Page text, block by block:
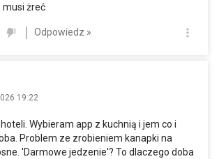
musi żreć
Odpowiedz »
19:22
Wybieram app z kuchnią i jem co i
Problem ze zrobieniem kanapki na
'Darmowe jedzenie'? To dlaczego doba